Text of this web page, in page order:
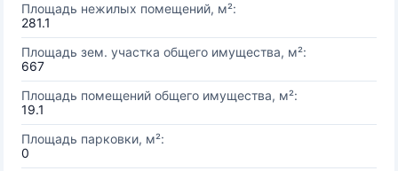
Площадь нежилых помещений, м²:
281.1
Площадь зем. участка общего имущества, м²:
667
Площадь помещений общего имущества, м²:
19.1
Площадь парковки, м²:
0